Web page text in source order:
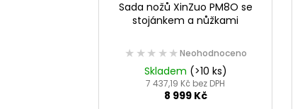
Sada nožů XinZuo PM8O se
stojánkem a nůžkami
★★★★★
★★★★★ Neohodnoceno
Skladem (>10 ks)
7 437,19 Kč bez DPH
8 999 Kč